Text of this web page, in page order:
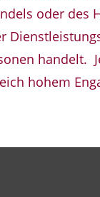
oder des
handelt.
hohem